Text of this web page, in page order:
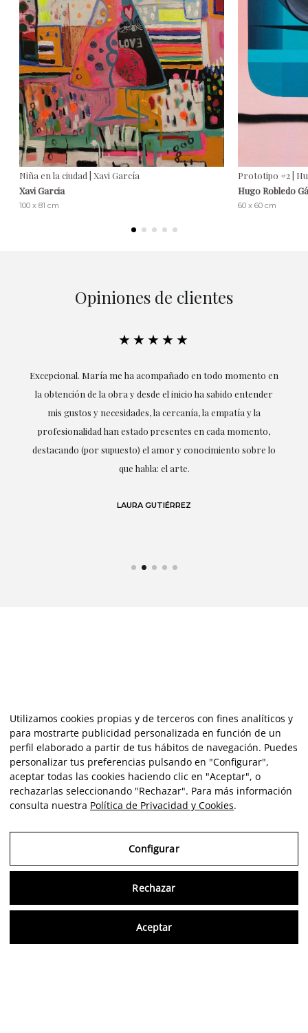
Niña en la ciudad | Xavi García
Xavi Garcia
100 x 81 cm
Prototipo #2 |
Hugo Robledo
60 x 60 cm
Opiniones de clientes
★★★★★
Excepcional. María me ha acompañado en todo momento en
la obtención de la obra y desde el inicio ha sabido entender
mis gustos y necesidades, la cercanía, la empatía y la
profesionalidad han estado presentes en cada momento,
destacando (por supuesto) el amor y conocimiento sobre lo
que habla: el arte.
LAURA GUTIÉRREZ
Utilizamos cookies propias y de terceros con fines analíticos y
para mostrarte publicidad personalizada en función de un
perfil elaborado a partir de tus hábitos de navegación. Puedes
personalizar tus preferencias pulsando en "Configurar",
aceptar todas las cookies haciendo clic en "Aceptar", o
rechazarlas seleccionando "Rechazar". Para más información
consulta nuestra Política de Privacidad y Cookies.
Configurar
Rechazar
Aceptar